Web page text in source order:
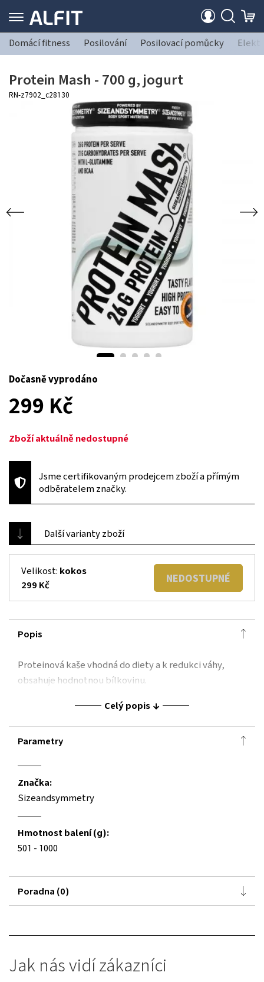
Domácí fitness Posilování Posilovací pomůcky
Protein Mash - 700 g, jogurt
RN-z7902_c28130
Dočasně vyprodáno
299 Kč
Zboží aktuálně nedostupné
Jsme certifikovaným prodejcem zboží a přímým
odběratelem značky.
Další varianty zboží
Velikost: kokos
299 Kč
NEDOSTUPNÉ
Popis
Proteinová kaše vhodná do diety a k redukci váhy,
obsahuje hodnotnou bílkovinu.
Celý popis
Parametry
Značka:
Sizeandsymmetry
Hmotnost balení (g):
501 - 1000
Poradna (0)
Jak nás vidí zákazníci